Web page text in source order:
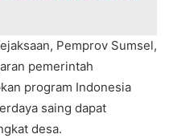
Pemprov Sumsel,
pemerintah
program Indonesia
saing dapat
desa.